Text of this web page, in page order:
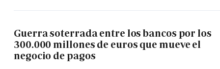
Guerra soterrada entre los bancos por los
300.000 millones de euros que mueve el
negocio de pagos